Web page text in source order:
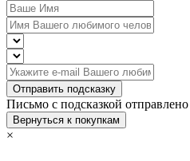
Отправить подсказку
Письмо с подсказкой отправлено
Вернуться к покупкам
×